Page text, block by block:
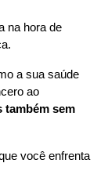
na hora de
a sua saúde
ao
também sem
você enfrenta